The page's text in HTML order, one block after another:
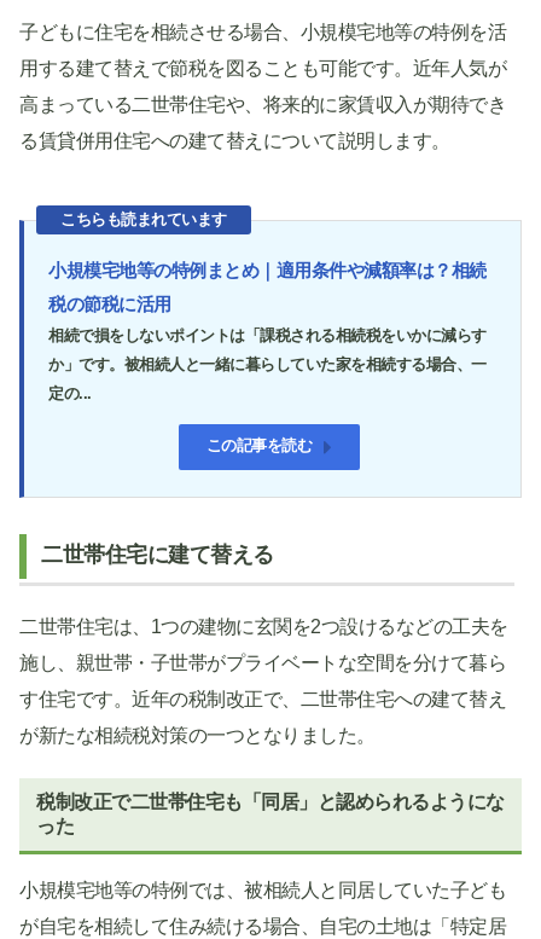
子どもに住宅を相続させる場合、小規模宅地等の特例を活
用する建て替えで節税を図ることも可能です。近年人気が
高まっている二世帯住宅や、将来的に家賃収入が期待でき
る賃貸併用住宅への建て替えについて説明します。
こちらも読まれています
小規模宅地等の特例まとめ｜適用条件や減額率は？相続
税の節税に活用
相続で損をしないポイントは「課税される相続税をいかに減らす
か」です。被相続人と一緒に暮らしていた家を相続する場合、一
定の...
この記事を読む
二世帯住宅に建て替える
二世帯住宅は、1つの建物に玄関を2つ設けるなどの工夫を
施し、親世帯・子世帯がプライベートな空間を分けて暮ら
す住宅です。近年の税制改正で、二世帯住宅への建て替え
が新たな相続税対策の一つとなりました。
税制改正で二世帯住宅も「同居」と認められるようにな
った
小規模宅地等の特例では、被相続人と同居していた子ども
が自宅を相続して住み続ける場合、自宅の土地は「特定居